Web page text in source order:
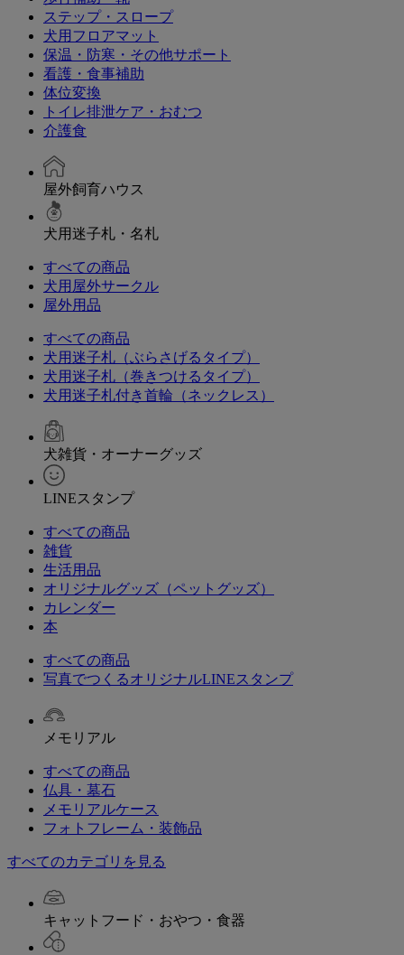
ステップ・スロープ
犬用フロアマット
保温・防寒・その他サポート
看護・食事補助
体位変換
トイレ排泄ケア・おむつ
介護食
屋外飼育ハウス
犬用迷子札・名札
すべての商品
犬用屋外サークル
屋外用品
すべての商品
犬用迷子札（ぶらさげるタイプ）
犬用迷子札（巻きつけるタイプ）
犬用迷子札付き首輪（ネックレス）
犬雑貨・オーナーグッズ
LINEスタンプ
すべての商品
雑貨
生活用品
オリジナルグッズ（ペットグッズ）
カレンダー
本
すべての商品
写真でつくるオリジナルLINEスタンプ
メモリアル
すべての商品
仏具・墓石
メモリアルケース
フォトフレーム・装飾品
すべてのカテゴリを見る
キャットフード・おやつ・食器